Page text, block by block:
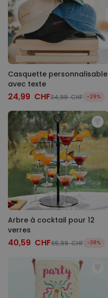
Casquette personnalisable
avec texte
24,99 CHF34,99 CHF -29%
Arbre à cocktail pour 12
verres
40,59 CHF65,99 CHF -38%